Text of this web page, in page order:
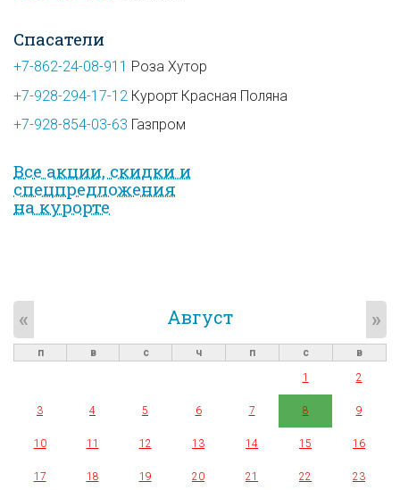
Спасатели
+7-862-24-08-911 Роза Хутор
+7-928-294-17-12 Курорт Красная Поляна
+7-928-854-03-63 Газпром
Все акции, скидки и
спец­предложе­ния
на курорте
Август
« »
п в с ч п с
в
1
2
3 4 5 6 7 8 9
10 11 12 13 14 15 16
17 18 19 20 21 22 23